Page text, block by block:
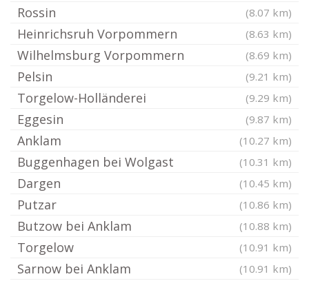
Rossin (8.07 km)
Heinrichsruh Vorpommern (8.63 km)
Wilhelmsburg Vorpommern (8.69 km)
Pelsin (9.21 km)
Torgelow-Holländerei (9.29 km)
Eggesin (9.87 km)
Anklam (10.27 km)
Buggenhagen bei Wolgast (10.31 km)
Dargen (10.45 km)
Putzar (10.86 km)
Butzow bei Anklam (10.88 km)
Torgelow (10.91 km)
Sarnow bei Anklam (10.91 km)